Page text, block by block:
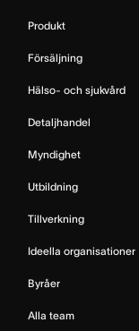
Produkt
Försäljning
Hälso- och sjukvård
Detaljhandel
Myndighet
Utbildning
Tillverkning
Ideella organisationer
Byråer
Alla team